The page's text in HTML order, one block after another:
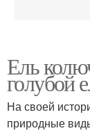
Новые
Ель
голубой
На своей
природные